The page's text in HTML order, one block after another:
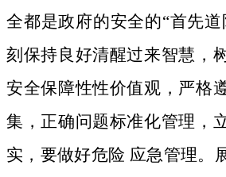
全都是政府的安全的“首先
刻保持良好清醒过来智慧，
安全保障性性价值观，严格
集，正确问题标准化管理，
实，要做好危险 应急管理。